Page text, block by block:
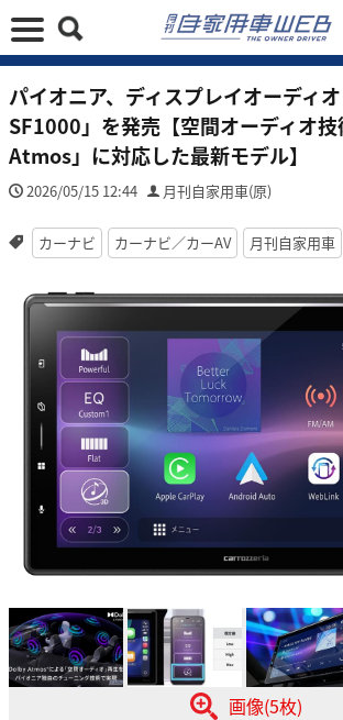
パイオニア、ディスプレイオーディ
SF1000」を発売【空間オーディオ
Atmos」に対応した最新モデル】
2026/05/15 12:44 月刊自家用車(原)
カーナビ カーナビ／カーAV 月刊自家用車
画像(5枚)